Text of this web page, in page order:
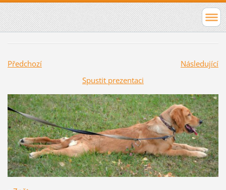
Předchozí
Následující
Spustit prezentaci